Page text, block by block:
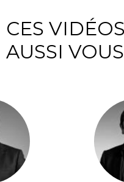
CES
AUSSI